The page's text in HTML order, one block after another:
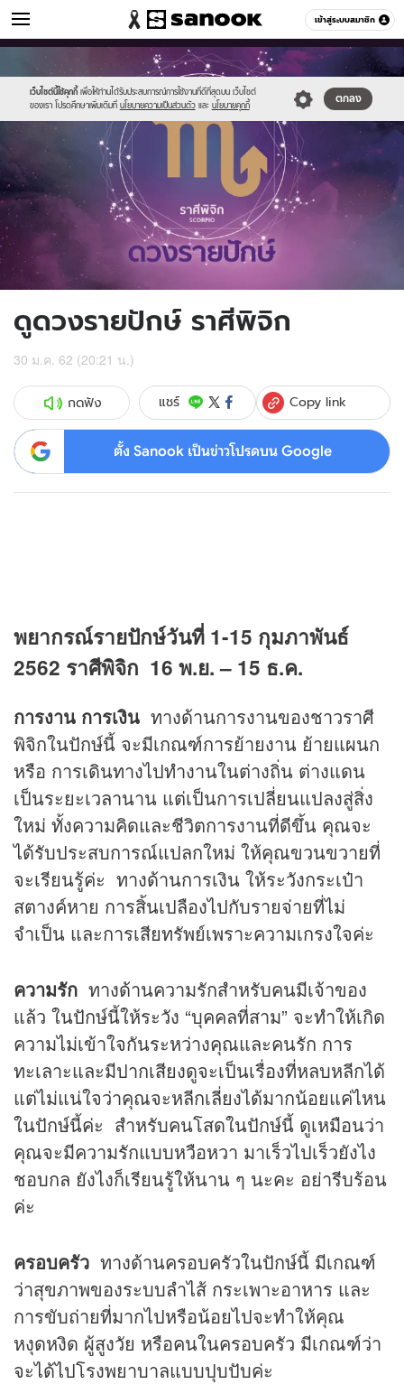
เข้าสู่ระบบสมาชิก
ดูดวง หมวดอื่นๆ
เว็บไซต์นี้ใช้คุกกี้ เพื่อให้ท่านได้รับประสบการณ์การใช้งานที่ดีที่สุดบน เว็บไซต์
ของเรา โปรดศึกษาเพิ่มเติมที่ นโยบายความเป็นส่วนตัว และ นโยบายคุกกี้
ตกลง
//s.isanook.com/sr/0/images/logo-
new-
sanook.png
//s.isanook.com/ho/0/ud/fxd/fortnightly/15day_scorpio.png
ดูดวงรายปักษ์ ราศีพิจิก
30 ม.ค. 62 (20:21 น.)
กดฟัง แชร์ Copy link
ตั้ง Sanook เป็นข่าวโปรดบน Google
พยากรณ์รายปักษ์วันที่ 1-15 กุมภาพันธ์
2562 ราศีพิจิก 16 พ.ย. – 15 ธ.ค.
การงาน การเงิน ทางด้านการงานของชาวราศี
พิจิกในปักษ์นี้ จะมีเกณฑ์การย้ายงาน ย้ายแผนก
หรือ การเดินทางไปทำงานในต่างถิ่น ต่างแดน
เป็นระยะเวลานาน แต่เป็นการเปลี่ยนแปลงสู่สิ่ง
ใหม่ ทั้งความคิดและชีวิตการงานที่ดีขึ้น คุณจะ
ได้รับประสบการณ์แปลกใหม่ ให้คุณขวนขวายที่
จะเรียนรู้ค่ะ ทางด้านการเงิน ให้ระวังกระเป๋า
สตางค์หาย การสิ้นเปลืองไปกับรายจ่ายที่ไม่
จำเป็น และการเสียทรัพย์เพราะความเกรงใจค่ะ
ความรัก ทางด้านความรักสำหรับคนมีเจ้าของ
แล้ว ในปักษ์นี้ให้ระวัง “บุคคลที่สาม” จะทำให้เกิด
ความไม่เข้าใจกันระหว่างคุณและคนรัก การ
ทะเลาะและมีปากเสียงดูจะเป็นเรื่องที่หลบหลีกได้
แต่ไม่แน่ใจว่าคุณจะหลีกเลี่ยงได้มากน้อยแค่ไหน
ในปักษ์นี้ค่ะ สำหรับคนโสดในปักษ์นี้ ดูเหมือนว่า
คุณจะมีความรักแบบหวือหวา มาเร็วไปเร็วยังไง
ชอบกล ยังไงก็เรียนรู้ให้นาน ๆ นะคะ อย่ารีบร้อน
ค่ะ
ครอบครัว ทางด้านครอบครัวในปักษ์นี้ มีเกณฑ์
ว่าสุขภาพของระบบลำไส้ กระเพาะอาหาร และ
การขับถ่ายที่มากไปหรือน้อยไปจะทำให้คุณ
หงุดหงิด ผู้สูงวัย หรือคนในครอบครัว มีเกณฑ์ว่า
จะได้ไปโรงพยาบาลแบบปุบปับค่ะ